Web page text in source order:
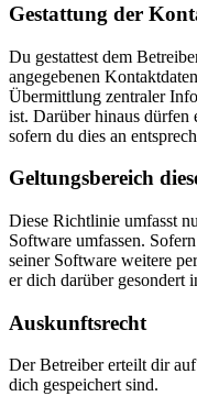
Gestattung der
Du gestattest dem
angegebenen
Übermittlung zentraler
ist. Darüber hinaus dürfen
sofern du dies an
Geltungsbereich
Diese Richtlinie umfasst
Software umfassen.
seiner Software weitere
er dich darüber gesondert
Auskunftsrecht
Der Betreiber erteilt dir
dich gespeichert sind.